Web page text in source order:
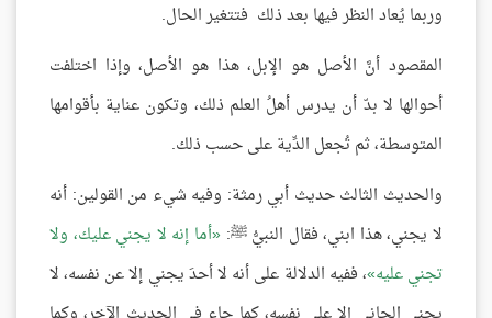
وربما يُعاد النظر فيها بعد ذلك فتتغير الحال.
المقصود أنَّ الأصل هو الإبل، هذا هو الأصل، وإذا اختلفت
أحوالها لا بدّ أن يدرس أهلُ العلم ذلك، وتكون عناية بأقوامها
المتوسطة، ثم تُجعل الدِّية على حسب ذلك.
والحديث الثالث حديث أبي رمثة: وفيه شيء من القولين: أنه
لا يجني، هذا ابني، فقال النبيُّ ﷺ: أما إنه لا يجني عليك، ولا
تجني عليه ، ففيه الدلالة على أنه لا أحدَ يجني إلا عن نفسه، لا